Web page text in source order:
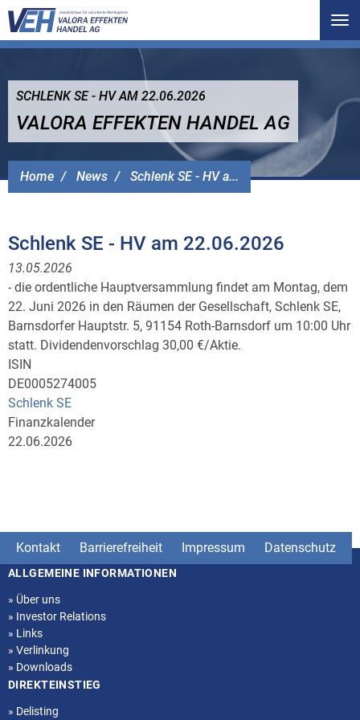
Home News Schlenk SE - HV a...
SCHLENK SE - HV AM 22.06.2026
VALORA EFFEKTEN HANDEL AG
Schlenk SE - HV am 22.06.2026
13.05.2026
- die ordentliche Hauptversammlung findet am Montag, dem
22. Juni 2026 in den Räumen der Gesellschaft, Schlenk SE,
Barnsdorfer Hauptstr. 5, 91154 Roth-Barnsdorf um 10:00 Uhr
statt. Dividendenvorschlag 30,00 €/Aktie.
ISIN
DE0005274005
Schlenk SE
Finanzkalender
22.06.2026
Kontakt Barrierefreiheit Impressum Datenschutz
Seitenstruktur
ALLGEMEINE INFORMATIONEN
» Über uns
» Investor Relations
» Links
» Verlinkung
» Downloads
DIREKTEINSTIEG
» Delisting